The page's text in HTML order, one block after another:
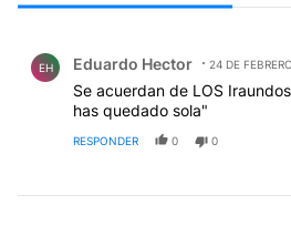
EH Eduardo Hector 24 DE
Se acuerdan de LOS
has quedado sola"
RESPONDER 0 0